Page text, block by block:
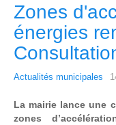
Zones
énergies
Actualités municipales
La mairie lance une
zones